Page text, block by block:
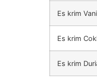
Es krim
Es krim
Es krim